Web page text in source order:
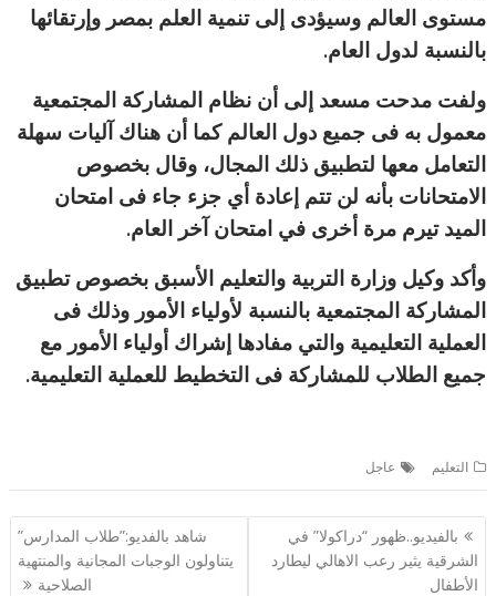
مستوى العالم وسيؤدى إلى تنمية العلم بمصر وإرتقائها
بالنسبة لدول العام.
ولفت مدحت مسعد إلى أن نظام المشاركة المجتمعية
معمول به فى جميع دول العالم كما أن هناك آليات سهلة
التعامل معها لتطبيق ذلك المجال، وقال بخصوص
الامتحانات بأنه لن تتم إعادة أي جزء جاء فى امتحان
الميد تيرم مرة أخرى في امتحان آخر العام.
وأكد وكيل وزارة التربية والتعليم الأسبق بخصوص تطبيق
المشاركة المجتمعية بالنسبة لأولياء الأمور وذلك فى
العملية التعليمية والتي مفادها إشراك أولياء الأمور مع
جميع الطلاب للمشاركة فى التخطيط للعملية التعليمية.
التعليم عاجل
تصفّح
المقالات
بالفيديو..ظهور “دراكولا” في
الشرقية يثير رعب الاهالي ليطارد
الأطفال
شاهد بالفديو:”طلاب المدارس”
يتناولون الوجبات المجانية والمنتهية
الصلاحية